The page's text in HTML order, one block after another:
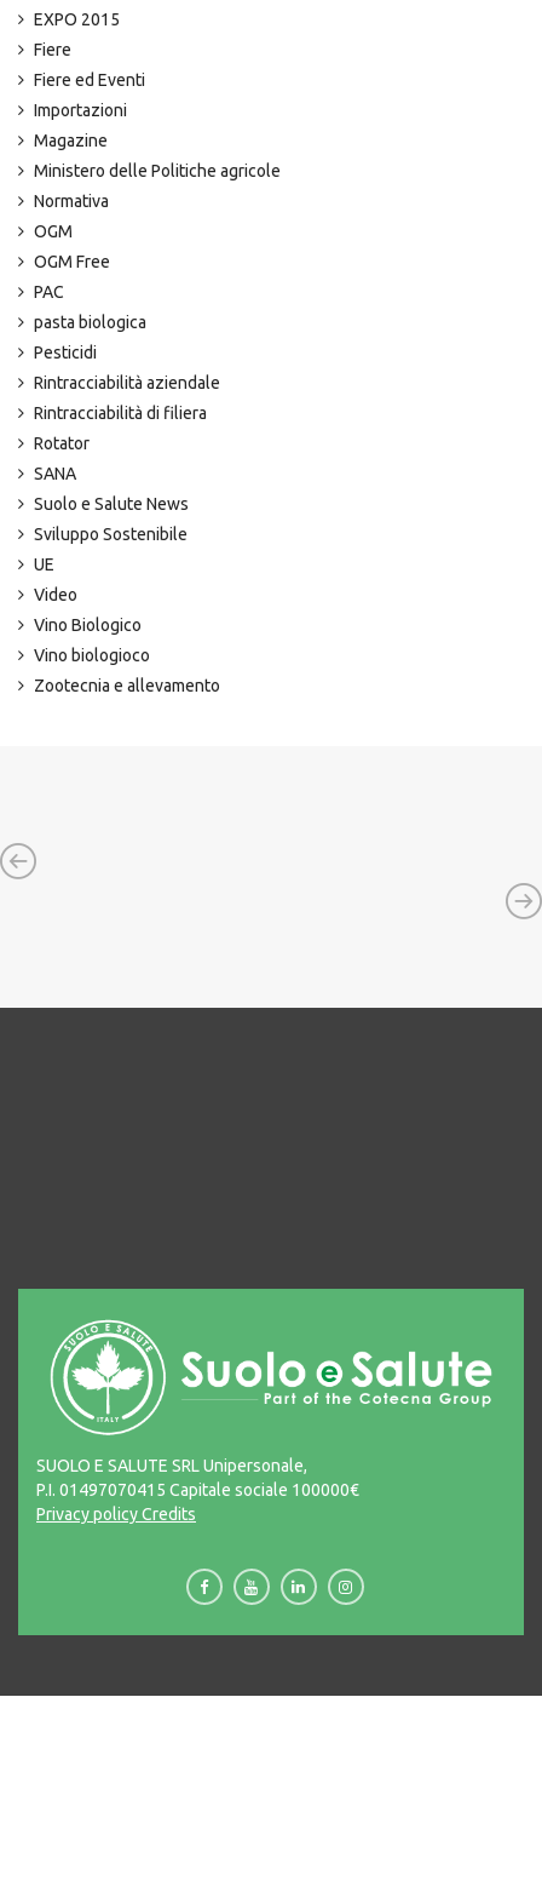
EXPO 2015
Fiere
Fiere ed Eventi
Importazioni
Magazine
Ministero delle Politiche agricole
Normativa
OGM
OGM Free
PAC
pasta biologica
Pesticidi
Rintracciabilità aziendale
Rintracciabilità di filiera
Rotator
SANA
Suolo e Salute News
Sviluppo Sostenibile
UE
Video
Vino Biologico
Vino biologioco
Zootecnia e allevamento
SUOLO E SALUTE SRL Unipersonale,
P.I. 01497070415 Capitale sociale 100000€
Privacy policyCredits